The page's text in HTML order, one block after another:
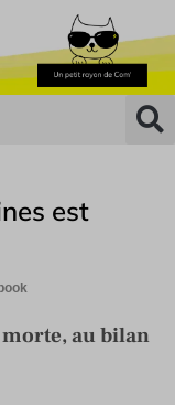
est
au bilan